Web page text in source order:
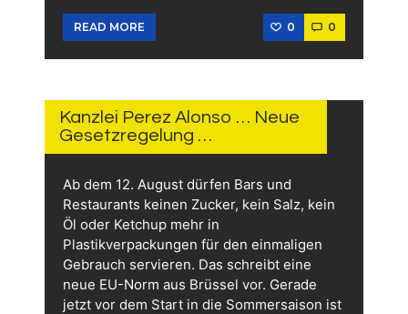
READ MORE 0 0
2026
Kanzlei Perez Alonso … Neue
Gesetzregelung …
Ab dem 12. August dürfen Bars und
Restaurants keinen Zucker, kein Salz, kein
Öl oder Ketchup mehr in
Plastikverpackungen für den einmaligen
Gebrauch servieren. Das schreibt eine
neue EU-Norm aus Brüssel vor. Gerade
jetzt vor dem Start in die Sommersaison ist